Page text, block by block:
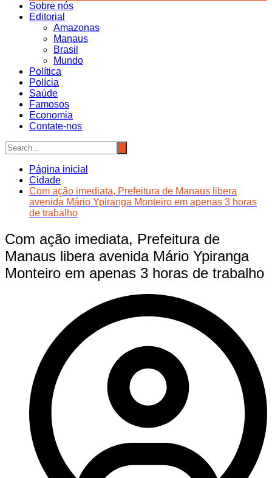
Sobre nós
Editorial
Amazonas
Manaus
Brasil
Mundo
Política
Polícia
Saúde
Famosos
Economia
Contate-nos
Página inicial
Cidade
Com ação imediata, Prefeitura de Manaus libera
avenida Mário Ypiranga Monteiro em apenas 3 horas
de trabalho
Com ação imediata, Prefeitura de
Manaus libera avenida Mário Ypiranga
Monteiro em apenas 3 horas de trabalho